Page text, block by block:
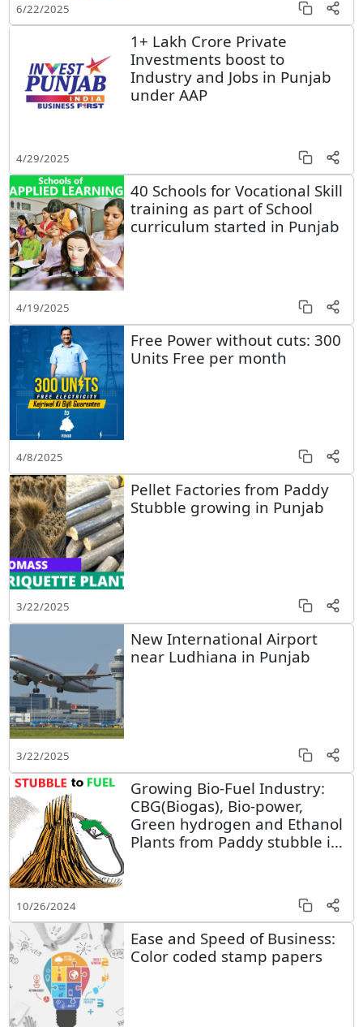
6/22/2025
1+ Lakh Crore Private
Investments boost to
Industry and Jobs in Punjab
under AAP
4/29/2025
40 Schools for Vocational Skill
training as part of School
curriculum started in Punjab
4/19/2025
Free Power without cuts: 300
Units Free per month
4/8/2025
Pellet Factories from Paddy
Stubble growing in Punjab
3/22/2025
New International Airport
near Ludhiana in Punjab
3/22/2025
Growing Bio-Fuel Industry:
CBG(Biogas), Bio-power,
Green hydrogen and Ethanol
Plants from Paddy stubble in
10/26/2024
Ease and Speed of Business:
Color coded stamp papers